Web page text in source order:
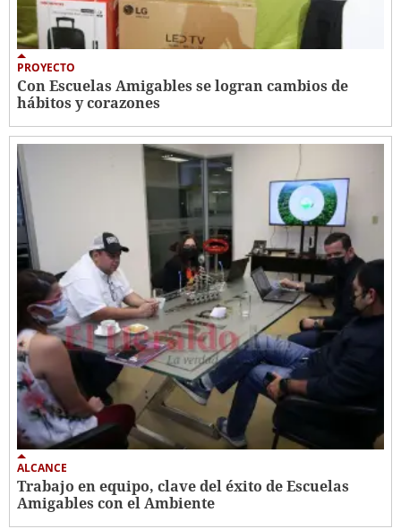
PROYECTO
Con Escuelas Amigables se logran cambios de
hábitos y corazones
ALCANCE
Trabajo en equipo, clave del éxito de Escuelas
Amigables con el Ambiente